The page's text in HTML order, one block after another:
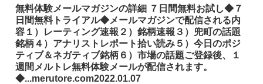
無料体験メールマガジンの詳細 ７日間無料お試し◆７
日間無料トライアル◆メールマガジンで配信される内
容１）レーティング速報２）銘柄速報３）兜町の話題
銘柄４）アナリストレポート拾い読み５）今日のポジ
ティブ＆ネガティブ銘柄６）市場の話題ご登録後、１
週間メルトレ無料体験メールが配信されます。
◆...merutore.com2022.01.07